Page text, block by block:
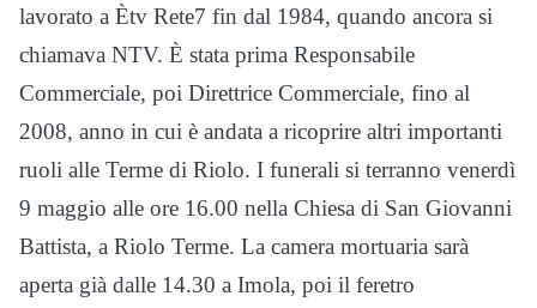
lavorato a Ètv Rete7 fin dal 1984, quando ancora si
chiamava NTV. È stata prima Responsabile
Commerciale, poi Direttrice Commerciale, fino al
2008, anno in cui è andata a ricoprire altri importanti
ruoli alle Terme di Riolo. I funerali si terranno venerdì
9 maggio alle ore 16.00 nella Chiesa di San Giovanni
Battista, a Riolo Terme. La camera mortuaria sarà
aperta già dalle 14.30 a Imola, poi il feretro